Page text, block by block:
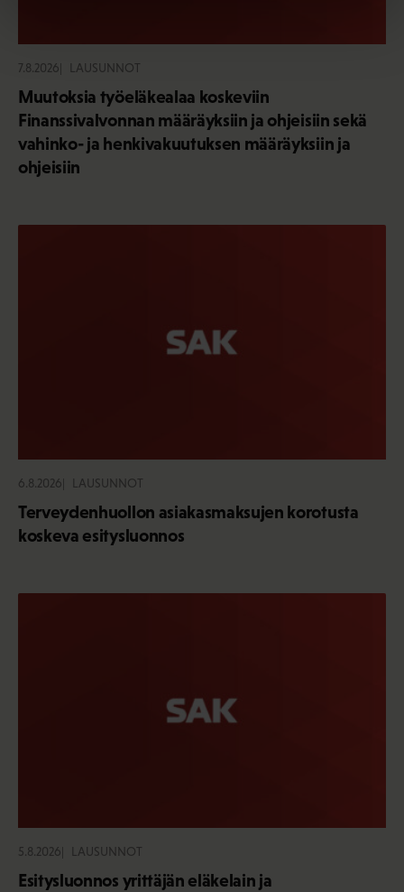
7.8.2026 LAUSUNNOT
Muutoksia työeläkealaa koskeviin
Finanssivalvonnan määräyksiin ja ohjeisiin sekä
vahinko- ja henkivakuutuksen määräyksiin ja
ohjeisiin
6.8.2026 LAUSUNNOT
Terveydenhuollon asiakasmaksujen korotusta
koskeva esitysluonnos
5.8.2026 LAUSUNNOT
Esitysluonnos yrittäjän eläkelain ja